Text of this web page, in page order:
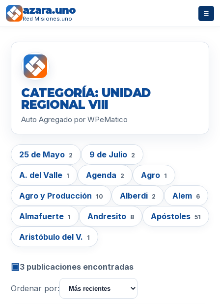
azara.uno
Red Misiones.uno
☰
CATEGORÍA: UNIDAD
REGIONAL VIII
Auto Agregado por WPeMatico
25 de Mayo 2 9 de Julio 2
A. del Valle 1 Agenda 2 Agro 1
Agro y Producción 10 Alberdi 2 Alem 6
Almafuerte 1 Andresito 8 Apóstoles 51
Aristóbulo del V. 1
▣3 publicaciones encontradas
Ordenar por: